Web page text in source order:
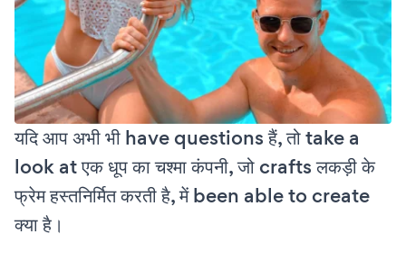
यदि आप अभी भी have questions हैं, तो take a
look at एक धूप का चश्मा कंपनी, जो crafts लकड़ी के
फ्रेम हस्तनिर्मित करती है, में been able to create
क्या है।